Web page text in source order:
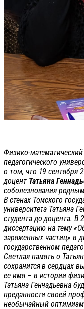
Физико-математический
педагогического
о том, что 19 сентября
доцент Татьяна
соболезнования
В стенах Томского
университета Татьяна
студента до доцента. В
диссертацию на тему
заряженных частиц» в
государственном
Светлая память о
сохранится в сердцах
ее имя – в истории
Татьяна Геннадьевна
преданности своей
необычайный оптимизм